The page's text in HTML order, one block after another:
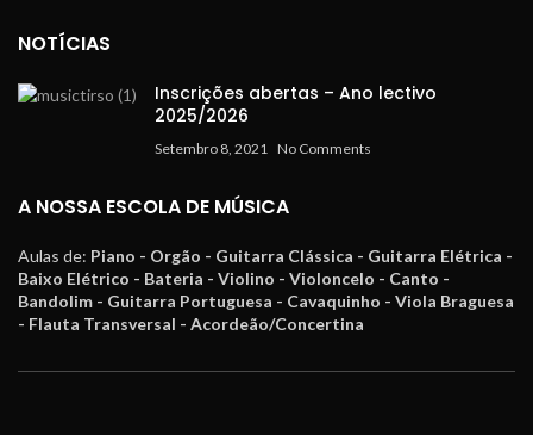
NOTÍCIAS
Inscrições abertas – Ano lectivo
2025/2026
Setembro 8, 2021 No Comments
A NOSSA ESCOLA DE MÚSICA
Aulas de: Piano - Orgão - Guitarra Clássica - Guitarra Elétrica -
Baixo Elétrico - Bateria - Violino - Violoncelo - Canto -
Bandolim - Guitarra Portuguesa - Cavaquinho - Viola Braguesa
- Flauta Transversal - Acordeão/Concertina